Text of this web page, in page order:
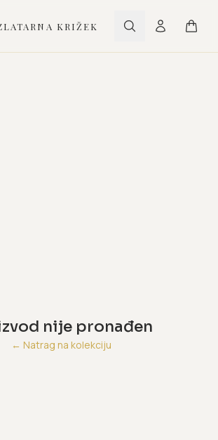
KRIŽEK
nije pronađen
← Natrag na kolekciju